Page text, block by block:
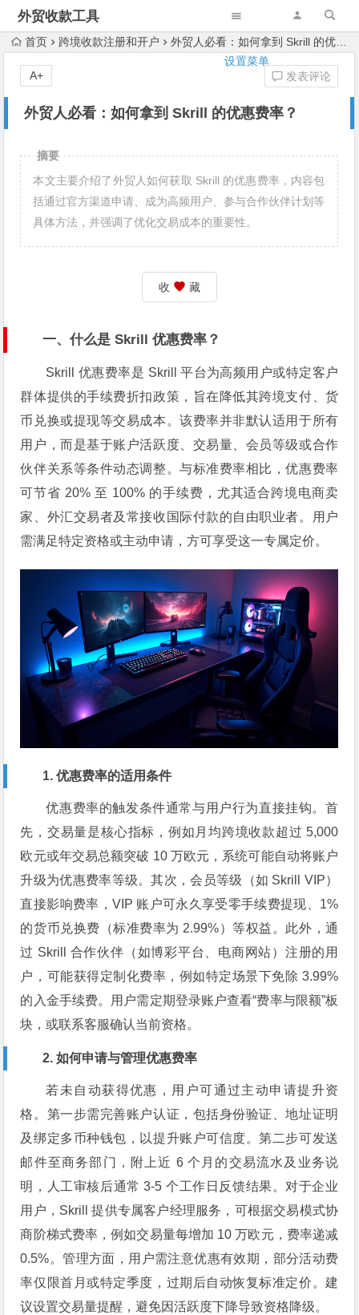
外贸收款工具
设置菜单
首页 跨境收款注册和开户 外贸人必看：如何拿到 Skrill 的优惠费率？
外贸人必看：如何拿到 Skrill 的优惠费率？
发表评论
A+
摘要
本文主要介绍了外贸人如何获取 Skrill 的优惠费率，内容包
括通过官方渠道申请、成为高频用户、参与合作伙伴计划等
具体方法，并强调了优化交易成本的重要性。
收 藏
一、什么是 Skrill 优惠费率？
Skrill 优惠费率是 Skrill 平台为高频用户或特定客户
群体提供的手续费折扣政策，旨在降低其跨境支付、货
币兑换或提现等交易成本。该费率并非默认适用于所有
用户，而是基于账户活跃度、交易量、会员等级或合作
伙伴关系等条件动态调整。与标准费率相比，优惠费率
可节省 20% 至 100% 的手续费，尤其适合跨境电商卖
家、外汇交易者及常接收国际付款的自由职业者。用户
需满足特定资格或主动申请，方可享受这一专属定价。
1. 优惠费率的适用条件
优惠费率的触发条件通常与用户行为直接挂钩。首
先，交易量是核心指标，例如月均跨境收款超过 5,000
欧元或年交易总额突破 10 万欧元，系统可能自动将账户
升级为优惠费率等级。其次，会员等级（如 Skrill VIP）
直接影响费率，VIP 账户可永久享受零手续费提现、1%
的货币兑换费（标准费率为 2.99%）等权益。此外，通
过 Skrill 合作伙伴（如博彩平台、电商网站）注册的用
户，可能获得定制化费率，例如特定场景下免除 3.99%
的入金手续费。用户需定期登录账户查看“费率与限额”板
块，或联系客服确认当前资格。
2. 如何申请与管理优惠费率
若未自动获得优惠，用户可通过主动申请提升资
格。第一步需完善账户认证，包括身份验证、地址证明
及绑定多币种钱包，以提升账户可信度。第二步可发送
邮件至商务部门，附上近 6 个月的交易流水及业务说
明，人工审核后通常 3-5 个工作日反馈结果。对于企业
用户，Skrill 提供专属客户经理服务，可根据交易模式协
商阶梯式费率，例如交易量每增加 10 万欧元，费率递减
0.5%。管理方面，用户需注意优惠有效期，部分活动费
率仅限首月或特定季度，过期后自动恢复标准定价。建
议设置交易量提醒，避免因活跃度下降导致资格降级。